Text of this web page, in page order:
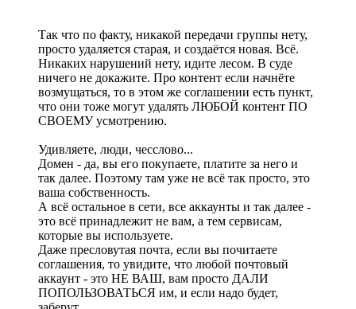
Так что по факту, никакой передачи группы нету,
просто удаляется старая, и создаётся новая. Всё.
Никаких нарушений нету, идите лесом. В суде
ничего не докажите. Про контент если начнёте
возмущаться, то в этом же соглашении есть пункт,
что они тоже могут удалять ЛЮБОЙ контент ПО
СВОЕМУ усмотрению.
Удивляете, люди, чесслово...
Домен - да, вы его покупаете, платите за него и
так далее. Поэтому там уже не всё так просто, это
ваша собственность.
А всё остальное в сети, все аккаунты и так далее -
это всё принадлежит не вам, а тем сервисам,
которые вы используете.
Даже пресловутая почта, если вы почитаете
соглашения, то увидите, что любой почтовый
аккаунт - это НЕ ВАШ, вам просто ДАЛИ
ПОПОЛЬЗОВАТЬСЯ им, и если надо будет,